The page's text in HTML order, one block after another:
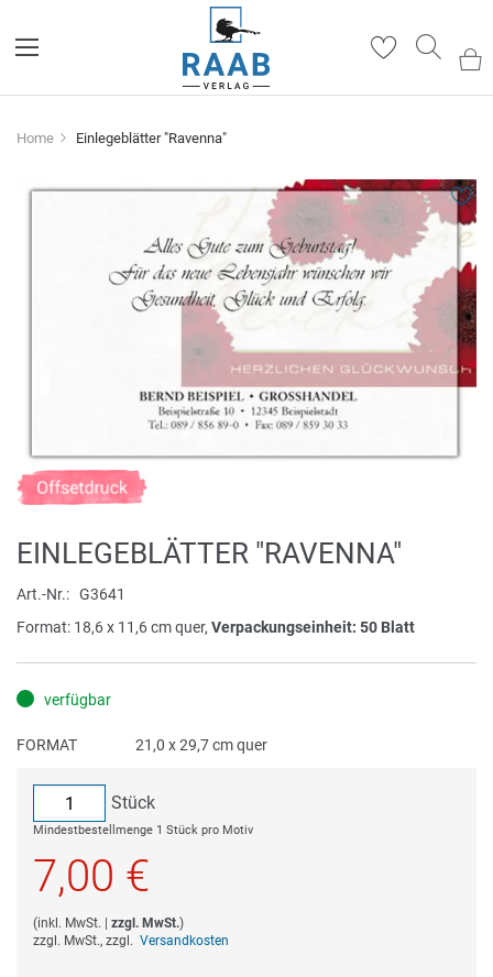
Home Einlegeblätter "Ravenna"
Zum
Zum
Anfang
Bildergalerie
EINLEGEBLÄTTER "RAVENNA"
Art.-Nr.
G3641
Format: 18,6 x 11,6 cm quer, Verpackungseinheit: 50 Blatt
verfügbar
FORMAT 21,0 x 29,7 cm quer
Stück
Mindestbestellmenge 1 Stück pro Motiv
7,00 €
(inkl. MwSt. zzgl. MwSt.)
zzgl. MwSt., zzgl. Versandkosten